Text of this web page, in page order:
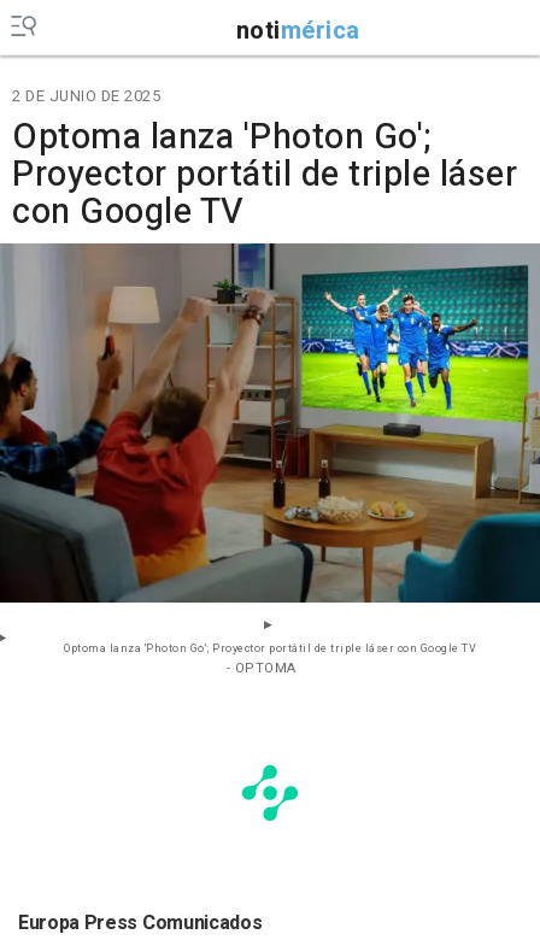
notimérica
2 DE JUNIO DE 2025
Optoma lanza 'Photon Go';
Proyector portátil de triple láser
con Google TV
Optoma lanza 'Photon Go'; Proyector portátil de triple láser con Google TV
- OPTOMA
Europa Press Comunicados